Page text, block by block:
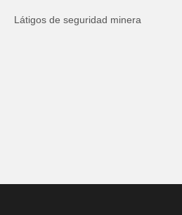
Látigos de seguridad minera